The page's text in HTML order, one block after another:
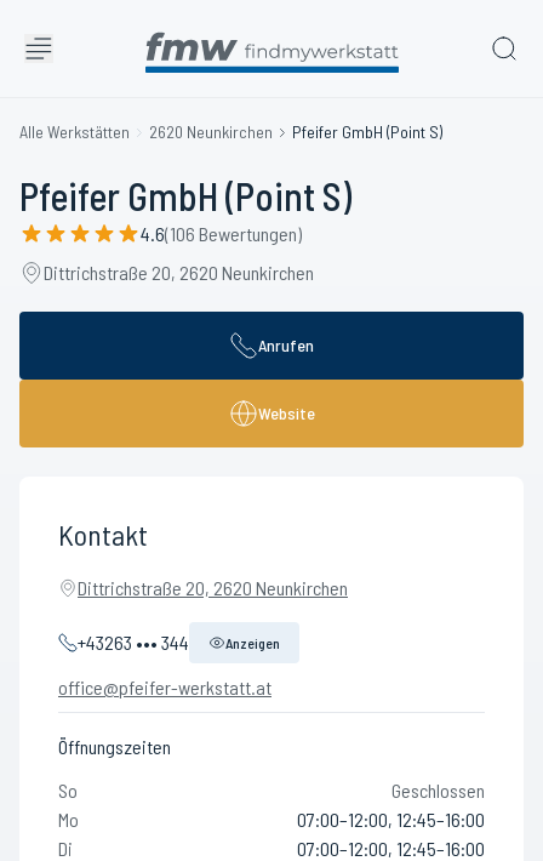
Alle Werkstätten 2620 Neunkirchen Pfeifer GmbH (Point S)
Pfeifer GmbH (Point S)
4.6(106 Bewertungen)
Dittrichstraße 20, 2620 Neunkirchen
Anrufen
Website
Kontakt
Dittrichstraße 20, 2620 Neunkirchen
+43263 ••• 344 Anzeigen
office@pfeifer-werkstatt.at
Öffnungszeiten
So
Geschlossen
Mo
07:00–12:00, 12:45–16:00
Di
07:00–12:00, 12:45–16:00